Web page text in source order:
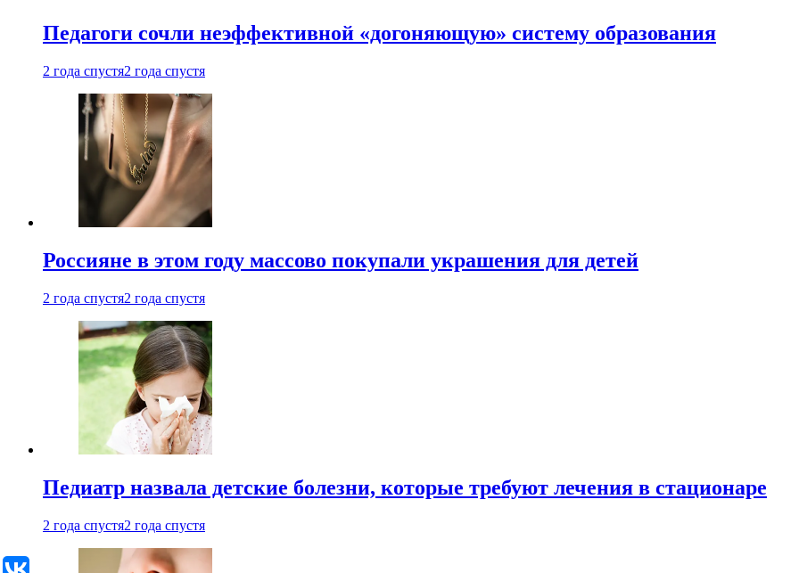
Педагоги сочли неэффективной «догоняющую» систему образования
2 года спустя2 года спустя
Россияне в этом году массово покупали украшения для детей
2 года спустя2 года спустя
Педиатр назвала детские болезни, которые требуют лечения в стационаре
2 года спустя2 года спустя